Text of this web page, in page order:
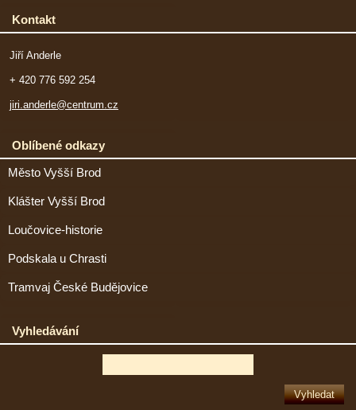
Kontakt
Jiří Anderle
+ 420 776 592 254
jiri.anderle@centrum.cz
Oblíbené odkazy
Město Vyšší Brod
Klášter Vyšší Brod
Loučovice-historie
Podskala u Chrasti
Tramvaj České Budějovice
Vyhledávání